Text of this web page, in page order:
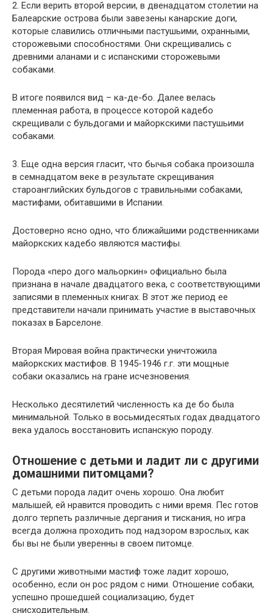
2. Если верить второй версии, в двенадцатом столетии на
Балеарские острова были завезены канарские доги,
которые славились отличными пастушьими, охранными,
сторожевыми способностями. Они скрещивались с
древними аланами и с испанскими сторожевыми
собаками.
В итоге появился вид – ка-де-бо. Далее велась
племенная работа, в процессе которой кадебо
скрещивали с бульдогами и майоркскими пастушьими
собаками.
3. Еще одна версия гласит, что бычья собака произошла
в семнадцатом веке в результате скрещивания
староанглийских бульдогов с травильными собаками,
мастифами, обитавшими в Испании.
Достоверно ясно одно, что ближайшими родственниками
майоркских кадебо являются мастифы.
Порода «перо дого мальоркин» официально была
признана в начале двадцатого века, с соответствующими
записями в племенных книгах. В этот же период ее
представители начали принимать участие в выставочных
показах в Барселоне.
Вторая Мировая война практически уничтожила
майоркских мастифов. В 1945-1946 г.г. эти мощные
собаки оказались на гране исчезновения.
Несколько десятилетий численность ка де бо была
минимальной. Только в восьмидесятых годах двадцатого
века удалось восстановить испанскую породу.
Отношение с детьми и ладит ли с другими
домашними питомцами?
С детьми порода ладит очень хорошо. Она любит
малышей, ей нравится проводить с ними время. Пес готов
долго терпеть различные дергания и тискания, но игра
всегда должна проходить под надзором взрослых, как
бы вы не были уверенны в своем питомце.
С другими животными мастиф тоже ладит хорошо,
особенно, если он рос рядом с ними. Отношение собаки,
успешно прошедшей социализацию, будет
снисходительным.